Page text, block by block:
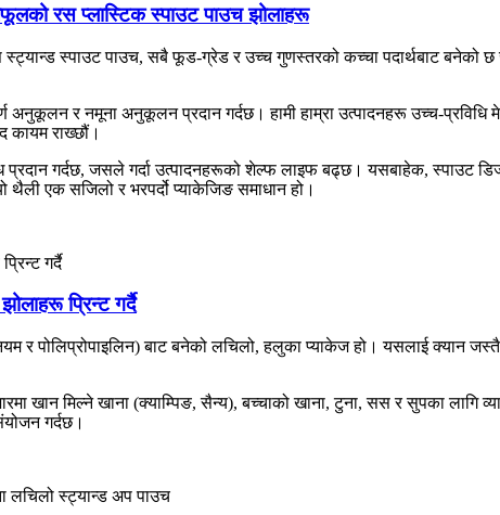
रस प्लास्टिक स्पाउट पाउच झोलाहरू
स्पाउट पाउच, सबै फूड-ग्रेड र उच्च गुणस्तरको कच्चा पदार्थबाट बनेको
र नमूना अनुकूलन प्रदान गर्दछ। हामी हाम्रा उत्पादनहरू उच्च-प्रविधि
कायम राख्छौं।
प्रदान गर्दछ, जसले गर्दा उत्पादनहरूको शेल्फ लाइफ बढ्छ। यसबाहेक, स्पाउट
थैली एक सजिलो र भरपर्दो प्याकेजिङ समाधान हो।
प्रिन्ट गर्दै
र पोलिप्रोपाइलिन) बाट बनेको लचिलो, हलुका प्याकेज हो। यसलाई क्यान जस्तै
खान मिल्ने खाना (क्याम्पिङ, सैन्य), बच्चाको खाना, टुना, सस र सुपका लागि
गर्दछ।